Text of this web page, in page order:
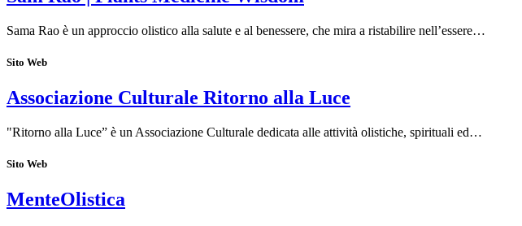
Sama Rao è un approccio olistico alla salute e al benessere, che mira a ristabilire nell’essere…
Sito Web
Associazione Culturale Ritorno alla Luce
"Ritorno alla Luce” è un Associazione Culturale dedicata alle attività olistiche, spirituali ed…
Sito Web
MenteOlistica